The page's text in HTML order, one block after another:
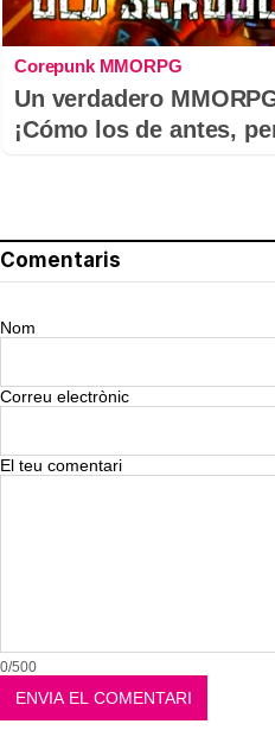
Corepunk MMORPG
Un verdadero
¡Cómo los de antes,
Comentaris
Nom
Correu electrònic
El teu comentari
0/500